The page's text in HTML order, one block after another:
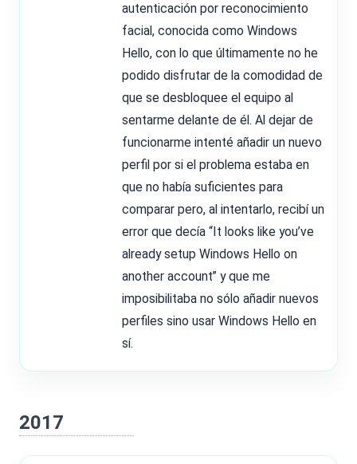
autenticación por reconocimiento
facial, conocida como Windows
Hello, con lo que últimamente no he
podido disfrutar de la comodidad de
que se desbloquee el equipo al
sentarme delante de él. Al dejar de
funcionarme intenté añadir un nuevo
perfil por si el problema estaba en
que no había suficientes para
comparar pero, al intentarlo, recibí un
error que decía “It looks like you’ve
already setup Windows Hello on
another account” y que me
imposibilitaba no sólo añadir nuevos
perfiles sino usar Windows Hello en
sí.
2017